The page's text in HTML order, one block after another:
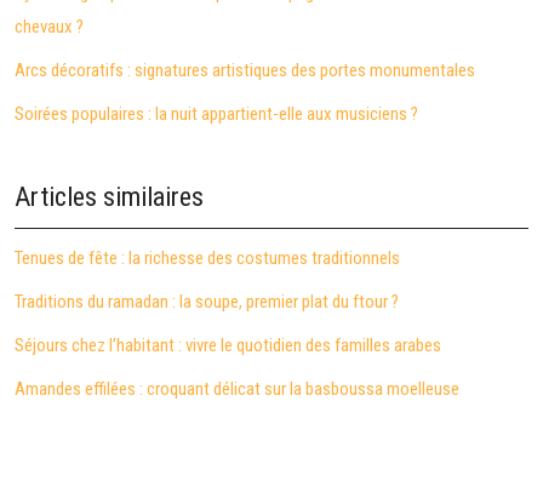
chevaux ?
Arcs décoratifs : signatures artistiques des portes monumentales
Soirées populaires : la nuit appartient-elle aux musiciens ?
Articles similaires
Tenues de fête : la richesse des costumes traditionnels
Traditions du ramadan : la soupe, premier plat du ftour ?
Séjours chez l’habitant : vivre le quotidien des familles arabes
Amandes effilées : croquant délicat sur la basboussa moelleuse